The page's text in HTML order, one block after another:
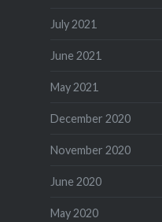
July 2021
June 2021
May 2021
December 2020
November 2020
June 2020
May 2020